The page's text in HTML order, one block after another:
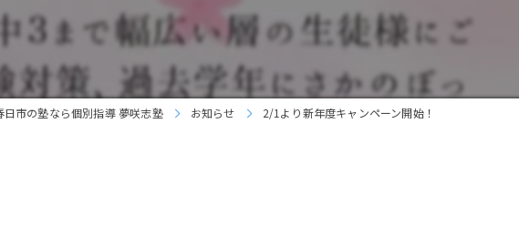
体験
日市の塾なら個別指導 夢咲志塾 お知らせ 2/1より新年度キャンペーン開始！